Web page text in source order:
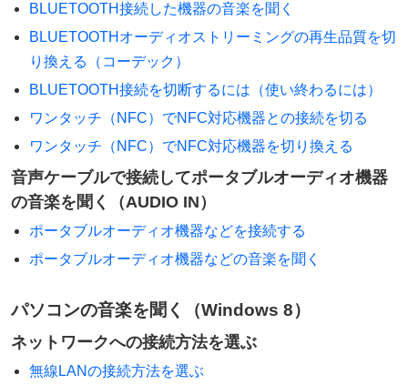
BLUETOOTH接続した機器の音楽を聞く
BLUETOOTHオーディオストリーミングの再生品質を切
り換える（コーデック）
BLUETOOTH接続を切断するには（使い終わるには）
ワンタッチ（NFC）でNFC対応機器との接続を切る
ワンタッチ（NFC）でNFC対応機器を切り換える
音声ケーブルで接続してポータブルオーディオ機器
の音楽を聞く（AUDIO IN）
ポータブルオーディオ機器などを接続する
ポータブルオーディオ機器などの音楽を聞く
パソコンの音楽を聞く（Windows 8）
ネットワークへの接続方法を選ぶ
無線LANの接続方法を選ぶ